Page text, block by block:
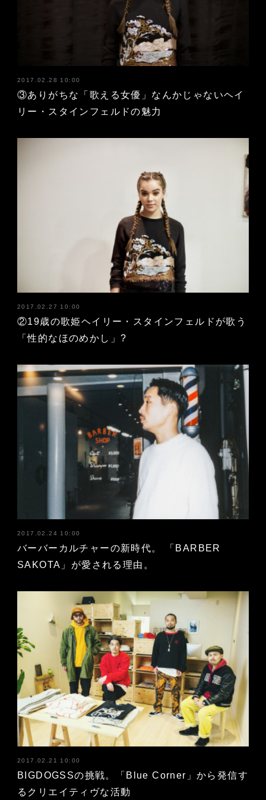
2017.02.28 10:00
③ありがちな「歌える女優」なんかじゃないヘイ
リー・スタインフェルドの魅力
2017.02.27 10:00
②19歳の歌姫ヘイリー・スタインフェルドが歌う
「性的なほのめかし」?
2017.02.24 10:00
バーバーカルチャーの新時代。 「BARBER
SAKOTA」が愛される理由。
2017.02.21 10:00
BIGDOGSSの挑戦。「Blue Corner」から発信す
るクリエイティヴな活動